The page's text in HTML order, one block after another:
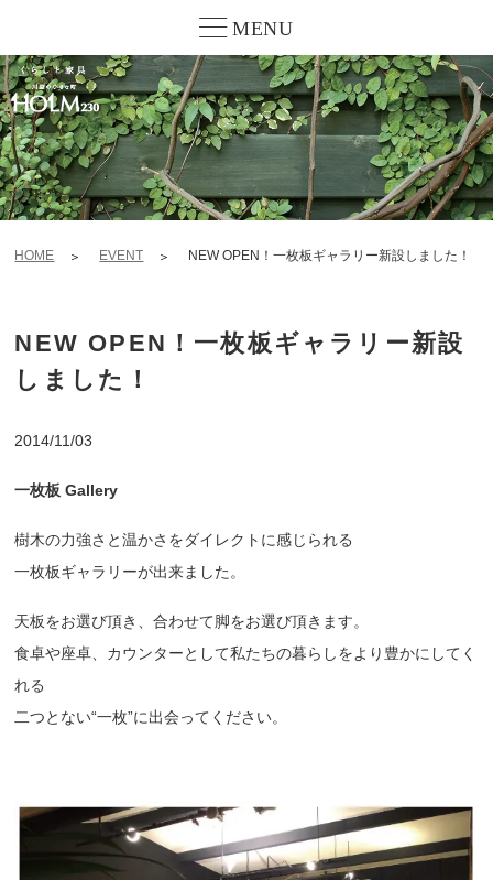
MENU
HOME EVENT NEW OPEN！一枚板ギャラリー新設しました！
NEW OPEN！一枚板ギャラリー新設
しました！
2014/11/03
一枚板 Gallery
樹木の力強さと温かさをダイレクトに感じられる
一枚板ギャラリーが出来ました。
天板をお選び頂き、合わせて脚をお選び頂きます。
食卓や座卓、カウンターとして私たちの暮らしをより豊かにしてく
れる
二つとない“一枚”に出会ってください。